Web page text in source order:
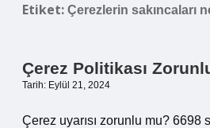
Etiket: Çerezlerin sakıncaları
Çerez Politikası
Tarih: Eylül 21, 2024
Çerez uyarısı zorunlu mu? 6698